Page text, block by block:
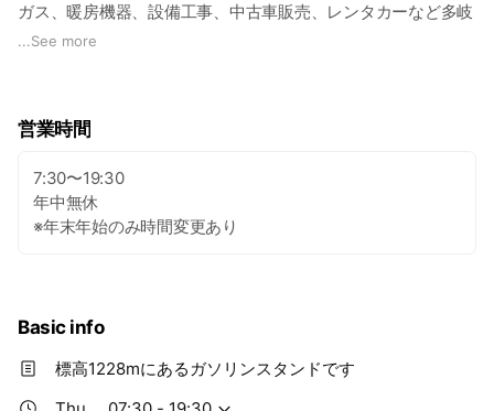
ガス、暖房機器、設備工事、中古車販売、レンタカーなど多岐
に渡っています。
...See more
営業時間
7:30〜19:30
年中無休
※年末年始のみ時間変更あり
Basic info
標高1228mにあるガソリンスタンドです